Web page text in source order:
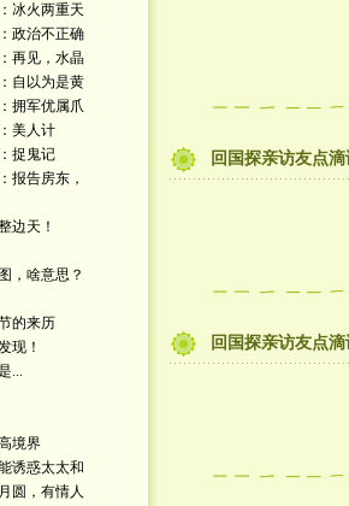
冰火两重天
政治不正确
再见，水晶
自以为是黄
拥军优属爪
美人计
捉鬼记
报告房东，
边天！
，啥意思？
的来历
现！
...
境界
诱惑太太和
圆，有情人
回国探亲访友点
回国探亲访友点